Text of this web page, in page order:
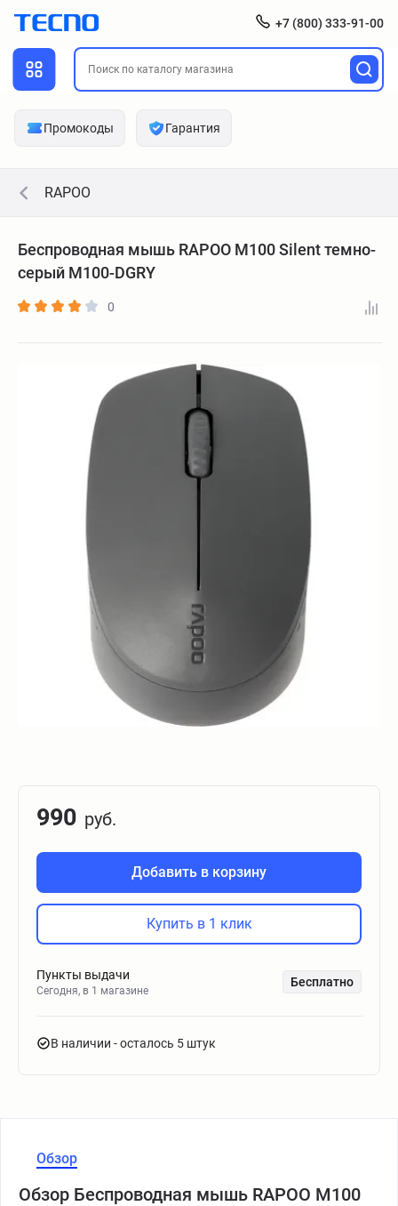
+7 (800) 333-91-00
Промокоды Гарантия
RAPOO
Беспроводная мышь RAPOO M100 Silent темно-
серый M100-DGRY
0
990 руб.
Добавить в корзину
Купить в 1 клик
Пункты выдачи
Сегодня, в 1 магазине
Бесплатно
В наличии - осталось 5 штук
Обзор
Обзор Беспроводная мышь RAPOO M100